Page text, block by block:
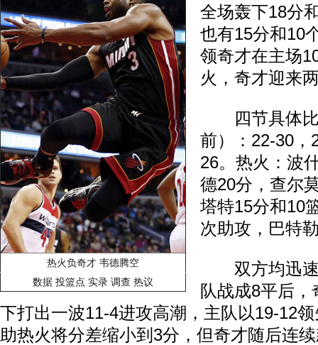
热火负奇才 韦德腾空
数据 投篮点 实录 调查 热议
全场轰下18分
也有15分和10
领奇才在主场
火，奇才迎来
四节具体比
前）：22-30，
26。热火：波
德20分，查尔
塔特15分和10
次助攻，巴特
双方均迅速
队战成8平后
下打出一波11-4进攻高潮，主队以19-12
助热火将分差缩小到3分，但奇才随后连